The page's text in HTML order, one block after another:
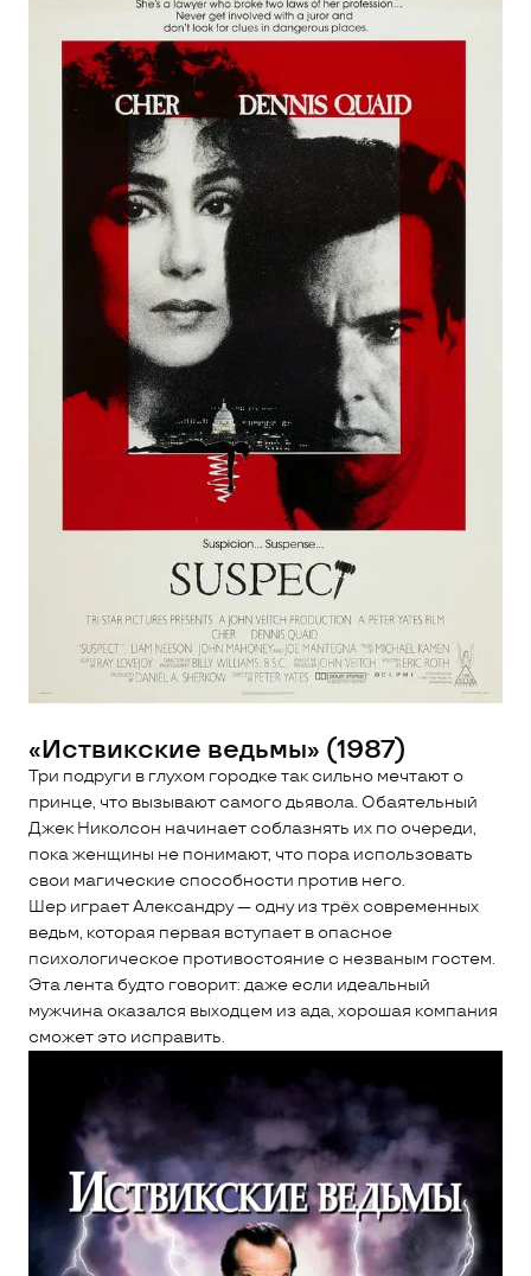
«Иствикские ведьмы» (1987)
Три подруги в глухом городке так сильно мечтают о
принце, что вызывают самого дьявола. Обаятельный
Джек Николсон начинает соблазнять их по очереди,
пока женщины не понимают, что пора использовать
свои магические способности против него.
Шер играет Александру — одну из трёх современных
ведьм, которая первая вступает в опасное
психологическое противостояние с незваным гостем.
Эта лента будто говорит: даже если идеальный
мужчина оказался выходцем из ада, хорошая компания
сможет это исправить.